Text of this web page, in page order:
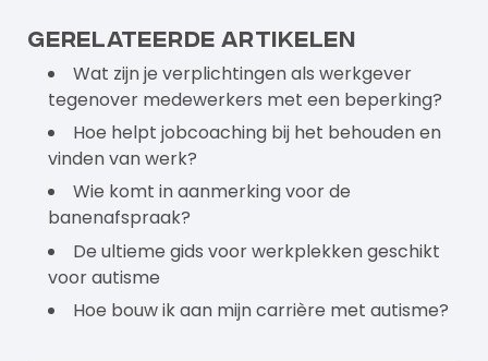
Gerelateerde artikelen
Wat zijn je verplichtingen als werkgever
tegenover medewerkers met een beperking?
Hoe helpt jobcoaching bij het behouden en
vinden van werk?
Wie komt in aanmerking voor de
banenafspraak?
De ultieme gids voor werkplekken geschikt
voor autisme
Hoe bouw ik aan mijn carrière met autisme?